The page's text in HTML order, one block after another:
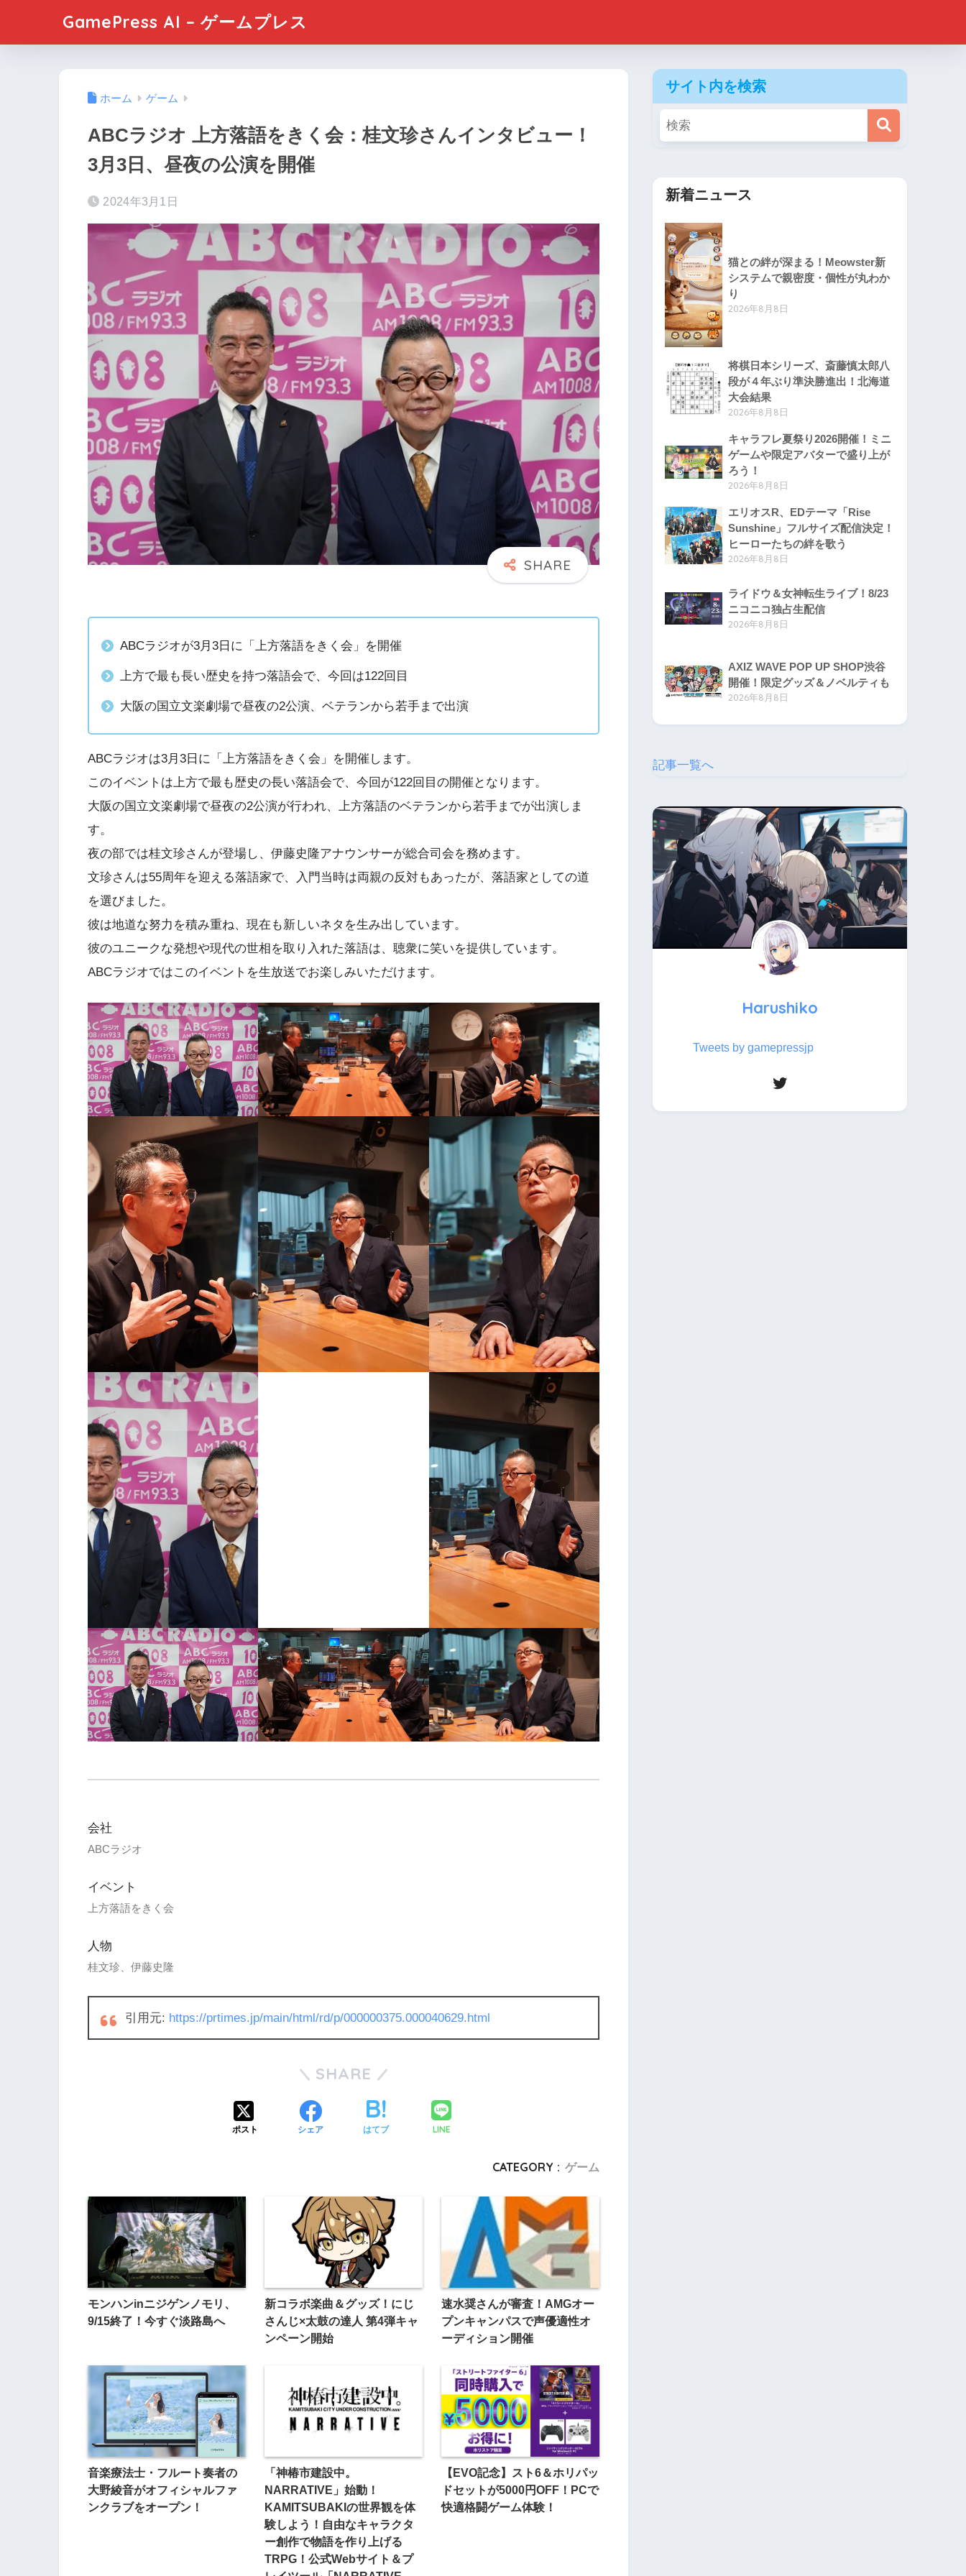
GamePress AI – ゲームプレス
ホーム ゲーム
ABCラジオ 上方落語をきく会：桂文珍さんインタビュー！
3月3日、昼夜の公演を開催
2024年3月1日
ABCラジオが3月3日に「上方落語をきく会」を開催
上方で最も長い歴史を持つ落語会で、今回は122回目
大阪の国立文楽劇場で昼夜の2公演、ベテランから若手まで出演
ABCラジオは3月3日に「上方落語をきく会」を開催します。
このイベントは上方で最も歴史の長い落語会で、今回が122回目の開催となります。
大阪の国立文楽劇場で昼夜の2公演が行われ、上方落語のベテランから若手までが出演しま
す。
夜の部では桂文珍さんが登場し、伊藤史隆アナウンサーが総合司会を務めます。
文珍さんは55周年を迎える落語家で、入門当時は両親の反対もあったが、落語家としての道
を選びました。
彼は地道な努力を積み重ね、現在も新しいネタを生み出しています。
彼のユニークな発想や現代の世相を取り入れた落語は、聴衆に笑いを提供しています。
ABCラジオではこのイベントを生放送でお楽しみいただけます。
会社
ABCラジオ
イベント
上方落語をきく会
人物
桂文珍、伊藤史隆
引用元: https://prtimes.jp/main/html/rd/p/000000375.000040629.html
SHARE
ポスト シェア はてブ LINE
CATEGORY : ゲーム
モンハンinニジゲンノモリ、
9/15終了！今すぐ淡路島へ
新コラボ楽曲＆グッズ！にじ
さんじ×太鼓の達人 第4弾キャ
ンペーン開始
速水奨さんが審査！AMGオー
プンキャンパスで声優適性オ
ーディション開催
音楽療法士・フルート奏者の
大野綾音がオフィシャルファ
ンクラブをオープン！
「神椿市建設中。
NARRATIVE」始動！
KAMITSUBAKIの世界観を体
験しよう！自由なキャラクタ
ー創作で物語を作り上げる
TRPG！公式Webサイト＆プ
【EVO記念】スト6＆ホリパッ
ドセットが5000円OFF！PCで
快適格闘ゲーム体験！
サイト内を検索
新着ニュース
猫との絆が深まる！Meowster新
システムで親密度・個性が丸わか
り
2026年8月8日
将棋日本シリーズ、斎藤慎太郎八
段が４年ぶり準決勝進出！北海道
大会結果
2026年8月8日
キャラフレ夏祭り2026開催！ミニ
ゲームや限定アバターで盛り上が
ろう！
2026年8月8日
エリオスR、EDテーマ「Rise
Sunshine」フルサイズ配信決定！
ヒーローたちの絆を歌う
2026年8月8日
ライドウ＆女神転生ライブ！8/23
ニコニコ独占生配信
2026年8月8日
AXIZ WAVE POP UP SHOP渋谷
開催！限定グッズ＆ノベルティも
2026年8月8日
記事一覧へ
Harushiko
Tweets by gamepressjp